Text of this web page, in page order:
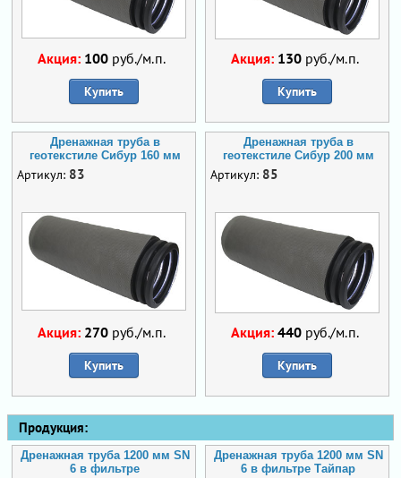
Акция: 100 руб./м.п.
Купить
Акция: 130 руб./м.п.
Купить
Дренажная труба в
геотекстиле Сибур 160 мм
Артикул: 83
Акция: 270 руб./м.п.
Купить
Дренажная труба в
геотекстиле Сибур 200 мм
Артикул: 85
Акция: 440 руб./м.п.
Купить
Продукция:
Дренажная труба 1200 мм SN
6 в фильтре
Дренажная труба 1200 мм SN
6 в фильтре Тайпар